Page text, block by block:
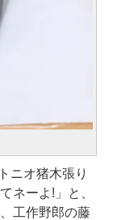
ニオ猪木張り
ネーよ!」と、
工作野郎の藤